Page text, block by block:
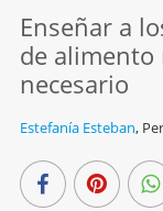
Enseñar a
de alimento
necesario
Estefanía Esteban,